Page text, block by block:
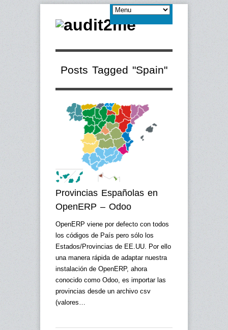
Posts Tagged "Spain"
Provincias Españolas en
OpenERP – Odoo
OpenERP viene por defecto con todos
los códigos de País pero sólo los
Estados/Provincias de EE.UU. Por ello
una manera rápida de adaptar nuestra
instalación de OpenERP, ahora
conocido como Odoo, es importar las
provincias desde un archivo csv
(valores…